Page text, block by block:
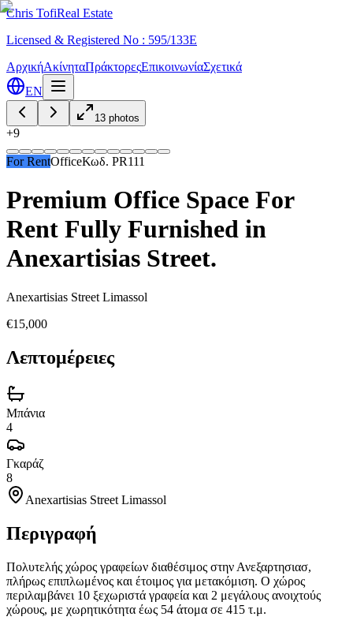
Chris TofiReal Estate
Licensed & Registered No : 595/133E
ΑρχικήΑκίνηταΠράκτορεςΕπικοινωνίαΣχετικά
EN
13 photos
+9
For RentOfficeΚωδ. PR111
Premium Office Space For
Rent Fully Furnished in
Anexartisias Street.
Anexartisias Street Limassol
€15,000
Λεπτομέρειες
Μπάνια
4
Γκαράζ
8
Anexartisias Street Limassol
Περιγραφή
Πολυτελής χώρος γραφείων διαθέσιμος στην Ανεξαρτησιασ,
πλήρως επιπλωμένος και έτοιμος για μετακόμιση. Ο χώρος
περιλαμβάνει 10 ξεχωριστά γραφεία και 2 μεγάλους ανοιχτούς
χώρους, με χωρητικότητα έως 54 άτομα σε 415 τ.μ.